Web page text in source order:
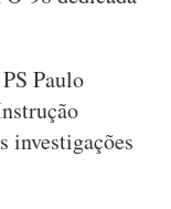
Paulo
investigações